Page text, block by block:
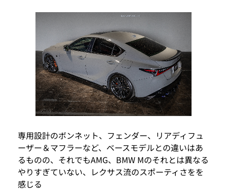
専用設計のボンネット、フェンダー、リアディフュ
ーザー＆マフラーなど、ベースモデルとの違いはあ
るものの、それでもAMG、BMW Mのそれとは異なる
やりすぎていない、レクサス流のスポーティさをを
感じる